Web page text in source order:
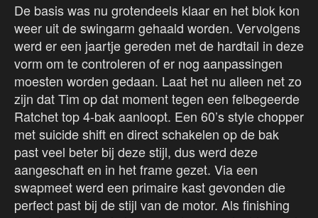
De basis was nu grotendeels klaar en het blok kon
weer uit de swingarm gehaald worden. Vervolgens
werd er een jaartje gereden met de hardtail in deze
vorm om te controleren of er nog aanpassingen
moesten worden gedaan. Laat het nu alleen net zo
zijn dat Tim op dat moment tegen een felbegeerde
Ratchet top 4-bak aanloopt. Een 60’s style chopper
met suicide shift en direct schakelen op de bak
past veel beter bij deze stijl, dus werd deze
aangeschaft en in het frame gezet. Via een
swapmeet werd een primaire kast gevonden die
perfect past bij de stijl van de motor. Als finishing